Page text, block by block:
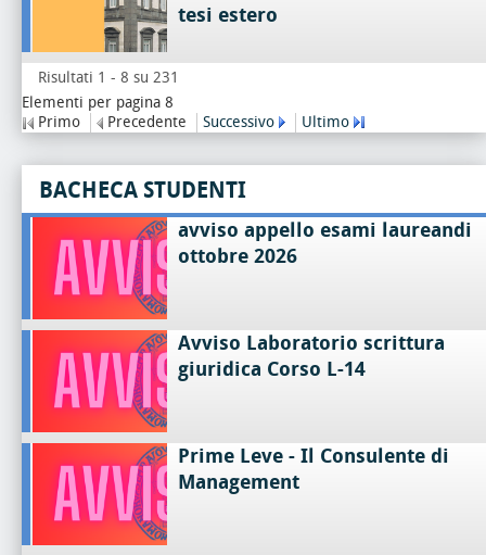
tesi estero
Risultati 1 - 8 su 231
Elementi per pagina 8
Primo
Precedente Successivo Ultimo
BACHECA STUDENTI
avviso appello esami laureandi
ottobre 2026
Avviso Laboratorio scrittura
giuridica Corso L-14
Prime Leve - Il Consulente di
Management